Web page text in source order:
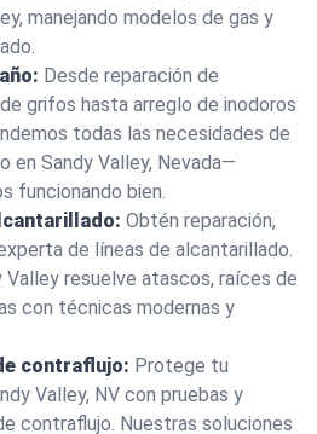
manejando modelos de gas y
Desde reparación de
grifos hasta arreglo de inodoros
todas las necesidades de
en Sandy Valley, Nevada—
funcionando bien.
Obtén reparación,
de líneas de alcantarillado.
Valley resuelve atascos, raíces de
con técnicas modernas y
contraflujo: Protege tu
Valley, NV con pruebas y
contraflujo. Nuestras soluciones